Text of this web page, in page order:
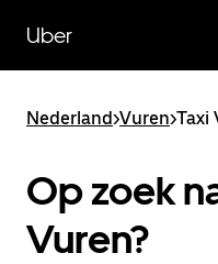
naar
hoofdinhoud
Uber
Nederland>Vuren>Taxi
Op zoek
Vuren?